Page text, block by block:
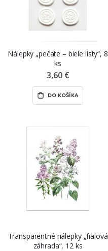
Nálepky „pečate – biele listy“, 8
ks
3,60 €
DO KOŠÍKA
Transparentné nálepky „fialová
záhrada“, 12 ks